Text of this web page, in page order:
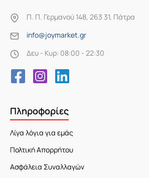
Π. Π. Γερμανού 148, 263 31, Πάτρα
info@joymarket.gr
Δευ - Κυρ: 08:00 - 22:30
Πληροφορίες
Λίγα λόγια για εμάς
Πολτική Απορρήτου
Ασφάλεια Συναλλαγών